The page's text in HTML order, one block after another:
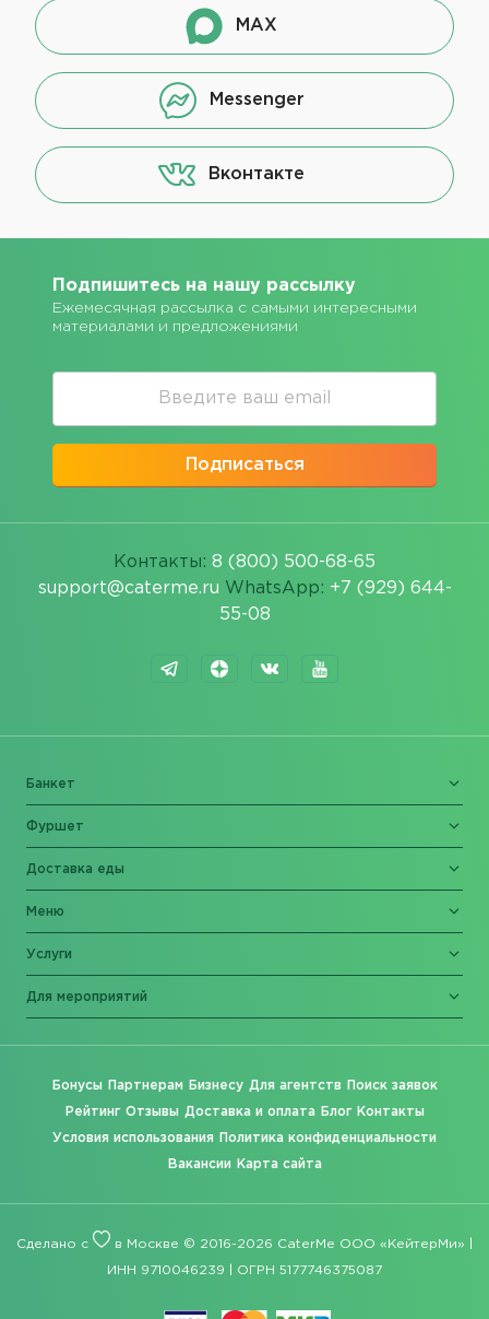
MAX
Messenger
Вконтакте
Подпишитесь на нашу рассылку
Ежемесячная рассылка с самыми интересными
материалами и предложениями
Подписаться
Контакты: 8 (800) 500-68-65
support@caterme.ru WhatsApp: +7 (929) 644-
55-08
Банкет
Фуршет
Доставка еды
Меню
Услуги
Для мероприятий
Бонусы Партнерам Бизнесу Для агентств Поиск заявок
Рейтинг Отзывы Доставка и оплата Блог Контакты
Условия использования Политика конфиденциальности
Вакансии Карта сайта
Сделано с в Москве © 2016-2026 CaterMe ООО «КейтерМи» |
ИНН 9710046239 | ОГРН 5177746375087